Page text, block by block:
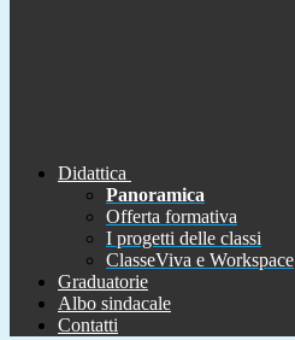
Didattica
Panoramica
Offerta formativa
I progetti delle classi
ClasseViva e Workspace
Graduatorie
Albo sindacale
Contatti